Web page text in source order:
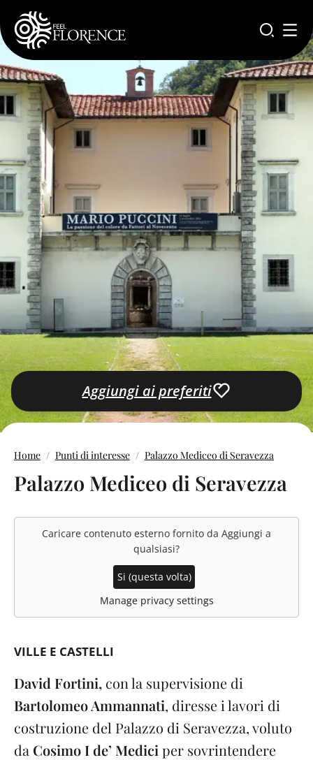
Salta al contenuto principale
Aggiungi ai preferiti
Home Punti di interesse Palazzo Mediceo di Seravezza
Palazzo Mediceo di Seravezza
Caricare contenuto esterno fornito da Aggiungi a
qualsiasi?
Si (questa volta)
Manage privacy settings
VILLE E CASTELLI
David Fortini, con la supervisione di
Bartolomeo Ammannati, diresse i lavori di
costruzione del Palazzo di Seravezza, voluto
da Cosimo I de’ Medici per sovrintendere